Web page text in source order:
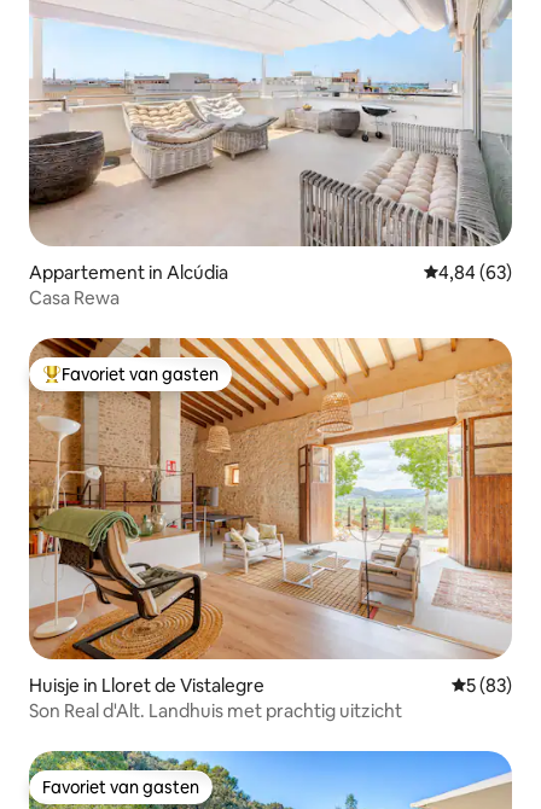
Appartement in Alcúdia Gemiddelde
4,84 (63)
Casa Rewa
Topfavoriet van gasten
Favoriet van gasten
Huisje in Lloret de Vistalegre
5 (83)
Son Real d'Alt. Landhuis met prachtig uitzicht
Favoriet van gasten
Favoriet van gasten